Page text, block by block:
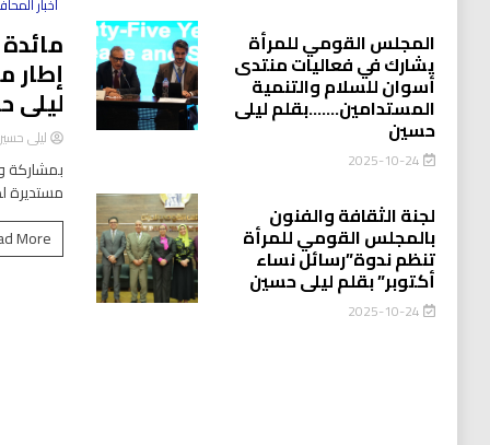
إطار
ليلى
ليلى
بمشاركة
مستديرة
More
المجلس القومي للمرأة
يشارك في فعاليات منتدى
أسوان للسلام والتنمية
المستدامين…….بقلم ليلى
حسين
2025-10-24
لجنة الثقافة والفنون
بالمجلس القومي للمرأة
تنظم ندوة”رسائل نساء
أكتوبر” بقلم ليلى حسين
2025-10-24